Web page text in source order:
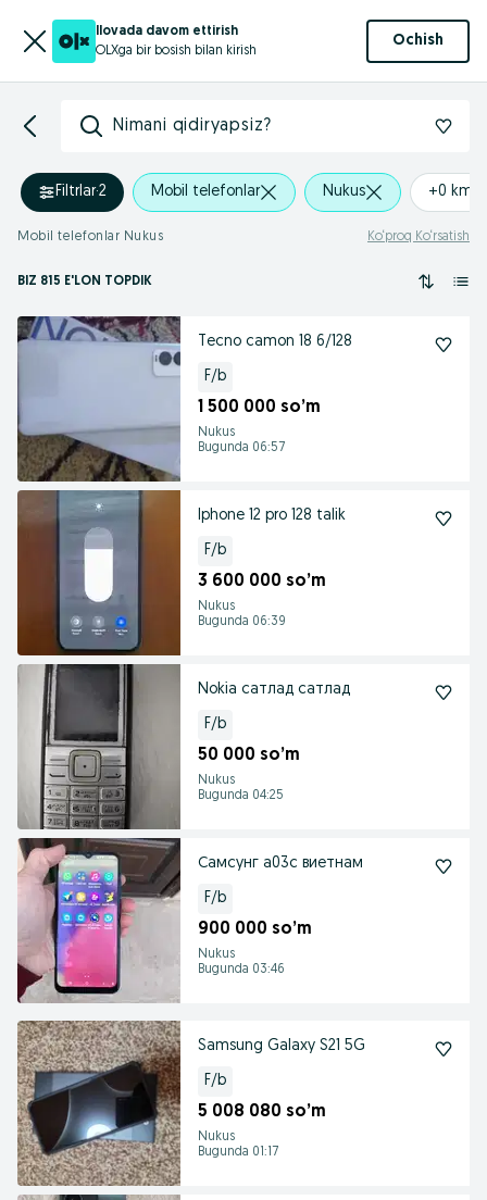
Ilovada davom ettirish
OLXga bir bosish bilan kirish
Ochish
Nimani qidiryapsiz?
Filtrlar·2 Mobil telefonlar Nukus +0 km
Mobil telefonlar Nukus Ko‘proq Ko‘rsatish
BIZ 815 E'LON TOPDIK
Tecno camon 18 6/128
F/b
1 500 000 so’m
Nukus
Bugunda 06:57
Iphone 12 pro 128 talik
F/b
3 600 000 so’m
Nukus
Bugunda 06:39
Nokia сатлад сатлад
F/b
50 000 so’m
Nukus
Bugunda 04:25
Самсунг а03с виетнам
F/b
900 000 so’m
Nukus
Bugunda 03:46
Samsung Galaxy S21 5G
F/b
5 008 080 so’m
Nukus
Bugunda 01:17